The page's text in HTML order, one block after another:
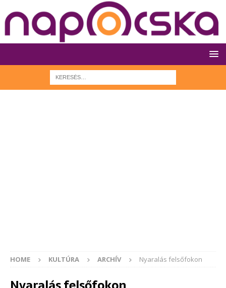
HOME KULTÚRA ARCHÍV Nyaralás felsőfokon